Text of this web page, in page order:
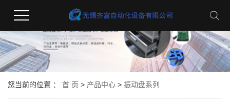
您当前的位置 ： 首 页 > 产品中心 > 振动盘系列